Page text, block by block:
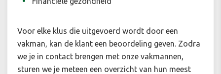
Voor elke klus die uitgevoerd wordt door een
vakman, kan de klant een beoordeling geven. Zodra
we je in contact brengen met onze vakmannen,
sturen we je meteen een overzicht van hun meest